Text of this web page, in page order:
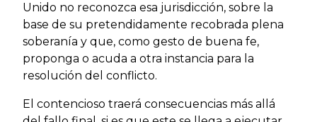
Unido no reconozca esa jurisdicción, sobre la
base de su pretendidamente recobrada plena
soberanía y que, como gesto de buena fe,
proponga o acuda a otra instancia para la
resolución del conflicto.
El contencioso traerá consecuencias más allá